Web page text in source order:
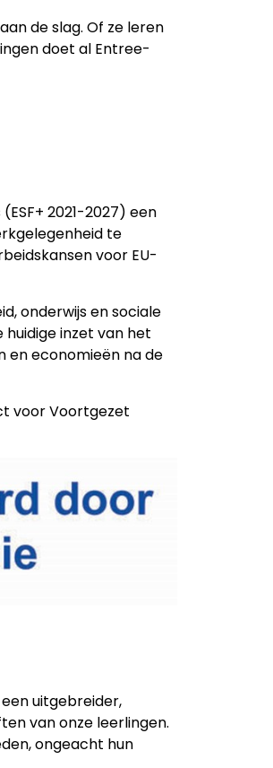
de slag. Of ze leren
doet al Entree-
2021-2027) een
te
voor EU-
onderwijs en sociale
inzet van het
en economieën na de
voor Voortgezet
uitgebreider,
van onze leerlingen.
ongeacht hun